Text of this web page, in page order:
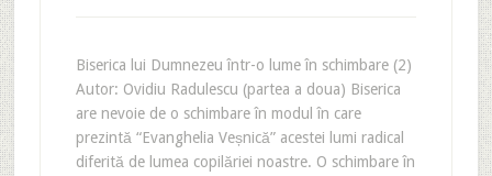
Biserica lui Dumnezeu într-o lume în schimbare (2)
Autor: Ovidiu Radulescu (partea a doua) Biserica
are nevoie de o schimbare în modul în care
prezintă “Evanghelia Veșnică” acestei lumi radical
diferită de lumea copilăriei noastre. O schimbare în